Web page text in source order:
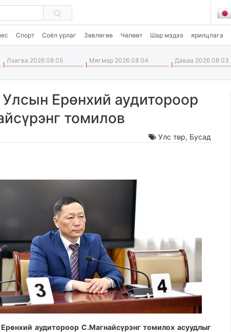
Спорт Соёл урлаг Зөвлөгөө Чөлөөт Шар мэдээ ярилцлага
Лхагва 2026 08 05 Мягмар 2026 08 04 Даваа 2026 08 03
Ерөнхий аудитороор
томилов
Улс төр, Бусад
аудитороор С.Магнайсүрэнг томилох асуудлыг